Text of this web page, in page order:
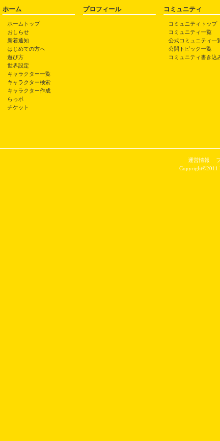
ホーム
ホームトップ
おしらせ
新着通知
はじめての方へ
遊び方
世界設定
キャラクター一覧
キャラクター検索
キャラクター作成
らっポ
チケット
プロフィール コミュニティ
コミュニティトップ
コミュニティ一覧
公式コミュニティ一
公開トピック一覧
コミュニティ書き込
運営情報
Copyright©2011